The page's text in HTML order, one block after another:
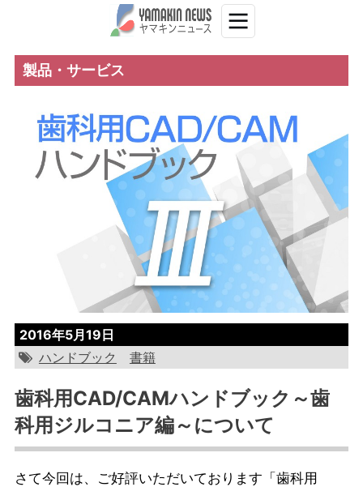
製品・サービス
2016年5月19日
ハンドブック
書籍
歯科用CAD/CAMハンドブック～歯
科用ジルコニア編～について
さて今回は、ご好評いただいております「歯科用